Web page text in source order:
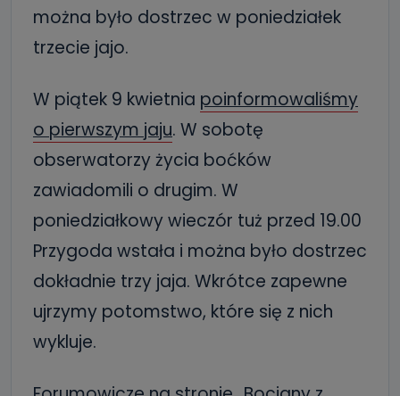
można było dostrzec w poniedziałek
trzecie jajo.
W piątek 9 kwietnia poinformowaliśmy
o pierwszym jaju. W sobotę
obserwatorzy życia boćków
zawiadomili o drugim. W
poniedziałkowy wieczór tuż przed 19.00
Przygoda wstała i można było dostrzec
dokładnie trzy jaja. Wkrótce zapewne
ujrzymy potomstwo, które się z nich
wykluje.